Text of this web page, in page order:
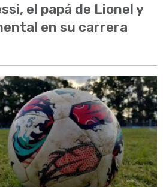
el papá de Lionel y
en su carrera